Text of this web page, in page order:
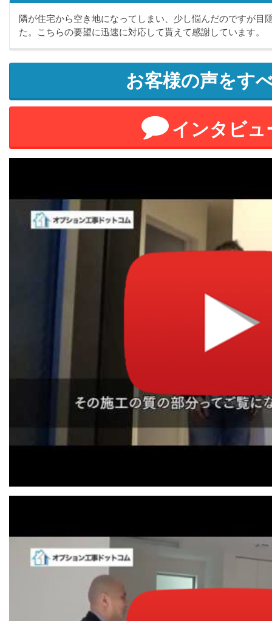
隣が住宅から空き地になってしまい、少し悩んだのですが目
た。こちらの要望に迅速に対応して貰えて感謝しています。
お客様の声をす
インタビュ